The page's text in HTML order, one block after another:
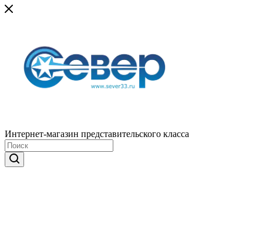
Интернет-магазин представительского класса